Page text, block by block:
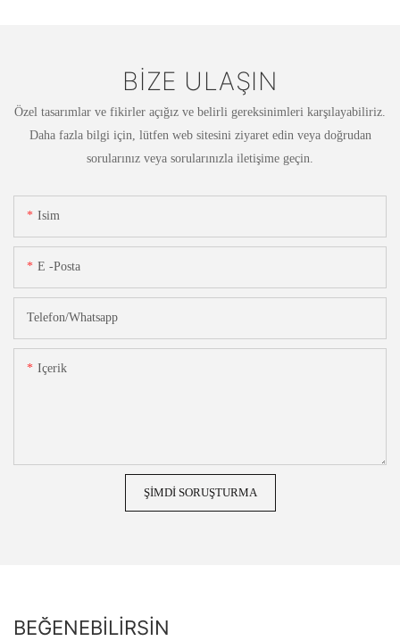
BIZE ULAŞIN
Özel tasarımlar ve fikirler açığız ve belirli gereksinimleri karşılayabiliriz.
Daha fazla bilgi için, lütfen web sitesini ziyaret edin veya doğrudan
sorularınız veya sorularınızla iletişime geçin.
Isim
E -posta
Telefon/whatsapp
Içerik
ŞIMDI SORUŞTURMA
BEĞENEBILIRSIN